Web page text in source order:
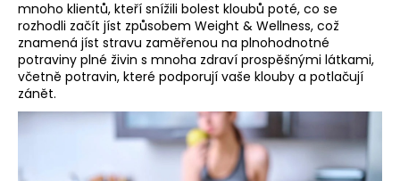
mnoho klientů, kteří snížili bolest kloubů poté, co se
rozhodli začít jíst způsobem Weight & Wellness, což
znamená jíst stravu zaměřenou na plnohodnotné
potraviny plné živin s mnoha zdraví prospěšnými látkami,
včetně potravin, které podporují vaše klouby a potlačují
zánět.